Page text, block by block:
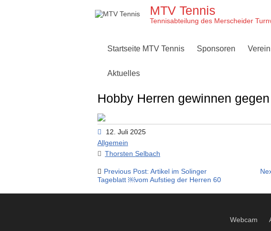
MTV Tennis
Tennisabteilung des Merscheider
Startseite MTV Tennis Sponsoren Verein
Aktuelles
Hobby Herren gewinnen
12. Juli 2025
Allgemein
Thorsten Selbach
Beitragsnavigation
Previous Post: Artikel im Solinger
Tageblatt ￼vom Aufstieg der Herren 60
Webcam